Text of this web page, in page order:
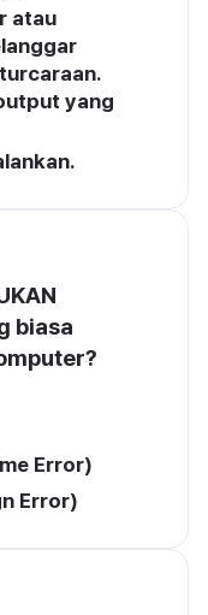
atau
yang
biasa
Error)
Error)